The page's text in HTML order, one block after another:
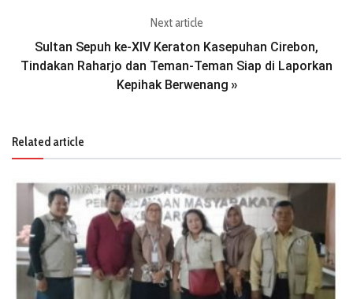
Next article
Sultan Sepuh ke-XIV Keraton Kasepuhan Cirebon,
Tindakan Raharjo dan Teman-Teman Siap di Laporkan
Kepihak Berwenang »
Related article